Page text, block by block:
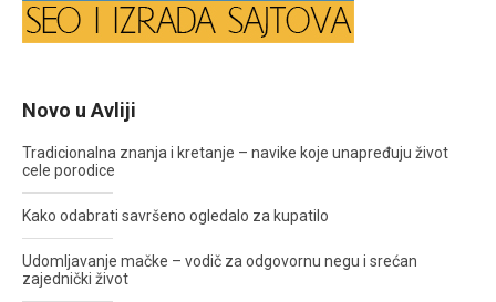
Novo u Avliji
Tradicionalna znanja i kretanje – navike koje unapređuju život
cele porodice
Kako odabrati savršeno ogledalo za kupatilo
Udomljavanje mačke – vodič za odgovornu negu i srećan
zajednički život